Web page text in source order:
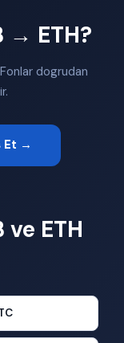
→ ETH?
dogrudan
Et →
ETH